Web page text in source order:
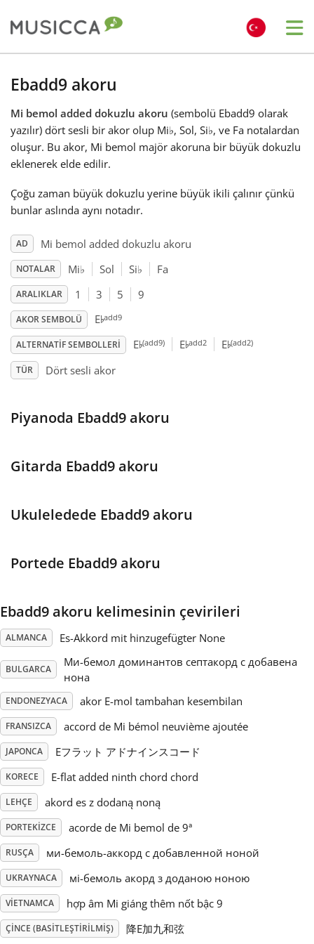
Български
Dansk
Deutsch
Español
Français
日本語
Polski
Português
Русский
Svenska
Tiếng Việt
Українська
简体中文
繁體中文
Ebadd9 akoru
Mi bemol added dokuzlu akoru (sembolü Ebadd9 olarak
yazılır) dört sesli bir akor olup Mi♭, Sol, Si♭, ve Fa notalardan
oluşur. Bu akor, Mi bemol majör akoruna bir büyük dokuzlu
eklenerek elde edilir.
Çoğu zaman büyük dokuzlu yerine büyük ikili çalınır çünkü
bunlar aslında aynı notadır.
AD Mi bemol added dokuzlu akoru
NOTALAR Mi♭ Sol Si♭ Fa
ARALIKLAR 1 3 5 9
AKOR SEMBOLÜ E♭add9
ALTERNATIF SEMBOLLERI E♭(add9) E♭add2 E♭(add2)
TÜR Dört sesli akor
Piyanoda Ebadd9 akoru
Gitarda Ebadd9 akoru
Ukuleledede Ebadd9 akoru
Portede Ebadd9 akoru
Ebadd9 akoru kelimesinin çevirileri
ALMANCA Es-Akkord mit hinzugefügter None
BULGARCA
Ми-бемол доминантов септакорд с добавена
нона
ENDONEZYACA akor E-mol tambahan kesembilan
FRANSIZCA accord de Mi bémol neuvième ajoutée
JAPONCA Eフラット アドナインスコード
KORECE E-flat added ninth chord chord
LEHÇE akord es z dodaną noną
PORTEKIZCE acorde de Mi bemol de 9ª
RUSÇA ми-бемоль-аккорд с добавленной ноной
UKRAYNACA мі-бемоль акорд з доданою ноною
VIETNAMCA hợp âm Mi giáng thêm nốt bậc 9
ÇINCE (BASITLEŞTIRILMIŞ) 降E加九和弦